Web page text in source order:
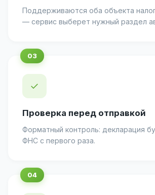
Поддерживаются оба объекта
— сервис выберет нужный раздел
✓
Проверка перед отправкой
Форматный контроль: декларация
ФНС с первого раза.